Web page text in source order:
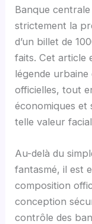
Banque
strictement la
d’un billet de
faits. Cet article
légende
officielles, tout
économiques et
telle valeur
Au-delà du
fantasmé, il est
composition
conception
contrôle des